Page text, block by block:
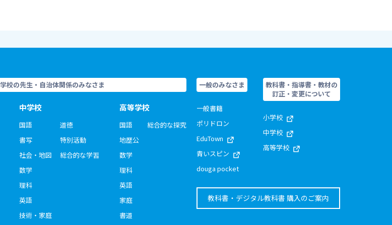
学校の先生・自治体関係のみなさま
中学校
国語
書写
社会・地図
数学
理科
英語
技術・家庭
道徳
特別活動
総合的な学習
高等学校
国語
地歴公
数学
理科
英語
家庭
書道
総合的な探究
一般のみなさま
一般書籍
ポリドロン
EduTown
青いスピン
douga pocket
教科書・指導書・教材の
訂正・変更について
小学校
中学校
高等学校
教科書・デジタル教科書 購入のご案内